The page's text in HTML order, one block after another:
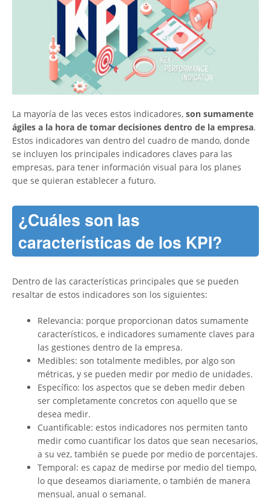
La mayoría de las veces estos indicadores, son sumamente
ágiles a la hora de tomar decisiones dentro de la empresa.
Estos indicadores van dentro del cuadro de mando, donde
se incluyen los principales indicadores claves para las
empresas, para tener información visual para los planes
que se quieran establecer a futuro.
¿Cuáles son las
características de los KPI?
Dentro de las características principales que se pueden
resaltar de estos indicadores son los siguientes:
Relevancia: porque proporcionan datos sumamente
característicos, e indicadores sumamente claves para
las gestiones dentro de la empresa.
Medibles: son totalmente medibles, por algo son
métricas, y se pueden medir por medio de unidades.
Específico: los aspectos que se deben medir deben
ser completamente concretos con aquello que se
desea medir.
Cuantificable: estos indicadores nos permiten tanto
medir como cuantificar los datos que sean necesarios,
a su vez, también se puede por medio de porcentajes.
Temporal: es capaz de medirse por medio del tiempo,
lo que deseamos diariamente, o también de manera
mensual, anual o semanal.